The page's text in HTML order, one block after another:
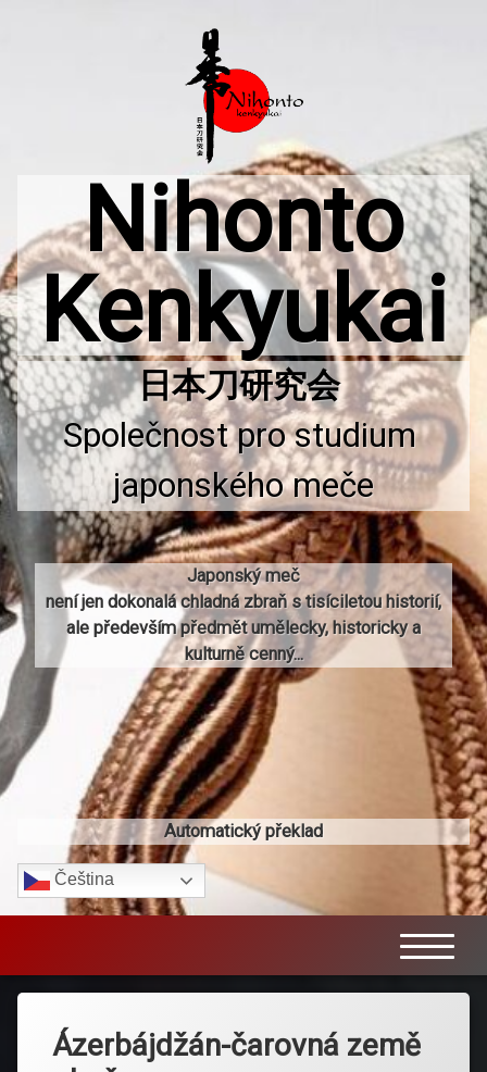
Nihonto
Kenkyukai
Společnost pro studium
japonského meče
Japonský meč
není jen dokonalá chladná zbraň s tisíciletou historií,
ale především předmět umělecky, historicky a
kulturně cenný...
Automatický překlad
Čeština‎
Ázerbájdžán-čarovná země